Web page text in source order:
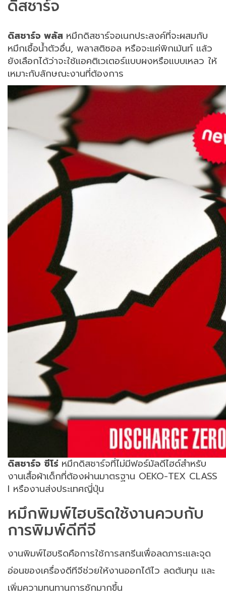
ดิสชาร์จ
ดิสชาร์จ พลัส หมึกดิสชาร์จอเนกประสงค์ที่จะผสมกับ
หมึกเชื้อน้ำตัวอื่น, พลาสติซอล หรือจะแค่พิกเม้นท์ แล้ว
ยังเลือกได้ว่าจะใช้แอคติเวเตอร์แบบผงหรือแบบเหลว ให้
เหมาะกับลักษณะงานที่ต้องการ
ดิสชาร์จ ซีโร่ หมึกดิสชาร์จที่ไม่มีฟอร์มัลดีไฮด์สำหรับ
งานเสื้อผ้าเด็กที่ต้องผ่านมาตรฐาน OEKO-TEX CLASS
I หรืองานส่งประเทศญี่ปุ่น
หมึกพิมพ์ไฮบริดใช้งานควบกับ
การพิมพ์ดีทีจี
งานพิมพ์ไฮบริดคือการใช้การสกรีนเพื่อลดภาระและจุด
อ่อนของเครื่องดีทีจีช่วยให้งานออกได้ไว ลดต้นทุน และ
เพิ่มความทนทานการซักมากขึ้น